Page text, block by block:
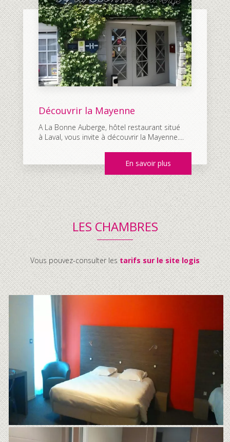
Découvrir la Mayenne
A La Bonne Auberge, hôtel restaurant situé
à Laval, vous invite à découvrir la Mayenne....
En savoir plus
LES CHAMBRES
Vous pouvez-consulter lestarifs sur le site logis